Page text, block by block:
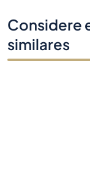
Considere
similares